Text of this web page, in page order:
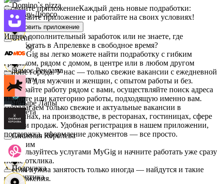
Абрау-Дюрсо
Авиор
Альтум
Аркета
Архим
Асептика
Domino`s pizza
Urent
Эдмос Реклама
Четыре Лапы
Снежная Королева
Подружка
Скачайте приложениеКаждый день новые подработки:
скачивайте приложение и работайте на своих условиях!
Установить приложение
Ищете дополнительный заработок или не знаете, где
подработать в Апрелевке в свободное время?
На MyGig вы легко можете найти подработку с гибким
графиком, рядом с домом, в центре или в любом другом
районе города. У нас — только свежие вакансии с ежедневной
оплатой для мужчин и женщин, с опытом работы и без.
Выбирайте работу рядом с вами, осуществляйте поиск адреса
на карте или категорию работы, подходящую именно вам.
Предлагаем только свежие и актуальные вакансии в
магазинах, на производстве, в ресторанах, гостиницах, сфере
услуг и продаж. Удобная регистрация в нашем приложении,
поддержка, оформление документов — все просто.
Воспользуйтесь услугами MyGig и начните работать уже сразу
после отклика.
А если нужна занятость только иногда — найдутся и такие
предложения.